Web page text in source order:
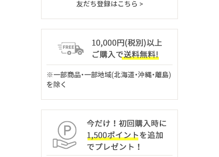
友だち登録はこちら >
※一部商品・一部地域(北海道・沖縄・離島)
を除く